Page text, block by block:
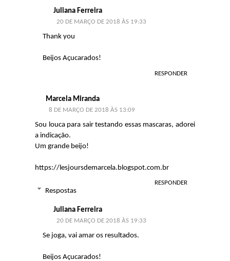
Juliana Ferreira
20 DE MARÇO DE 2018 ÀS 19:33
Thank you
Beijos Açucarados!
RESPONDER
Marcela Miranda
8 DE MARÇO DE 2018 ÀS 13:09
Sou louca para sair testando essas mascaras, adorei
a indicação.
Um grande beijo!
https://lesjoursdemarcela.blogspot.com.br
RESPONDER
Respostas
Juliana Ferreira
20 DE MARÇO DE 2018 ÀS 19:33
Se joga, vai amar os resultados.
Beijos Açucarados!